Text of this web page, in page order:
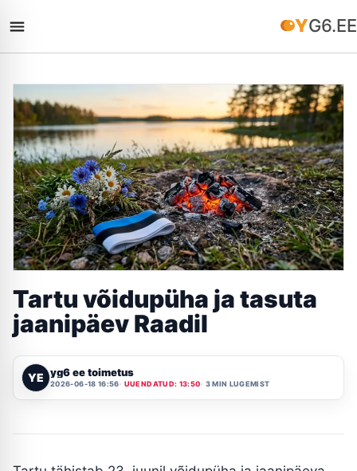
YG6.EE
Tartu võidupüha ja tasuta
jaanipäev Raadil
YE yg6 ee toimetus
2026-06-18 16:56 UUENDATUD: 13:50 3 MIN LUGEMIST